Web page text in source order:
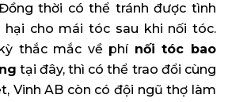
thời có thể tránh được tình
hại cho mái tóc sau khi nối tóc.
thắc mắc về phí nối tóc bao
tại đây, thì có thể trao đổi cùng
Vinh AB còn có đội ngũ thợ làm